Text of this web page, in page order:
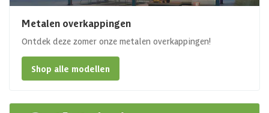
Metalen overkappingen
Ontdek deze zomer onze metalen overkappingen!
Shop alle modellen